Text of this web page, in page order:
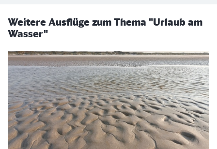
Weitere Ausflüge zum Thema "Urlaub am
Wasser"